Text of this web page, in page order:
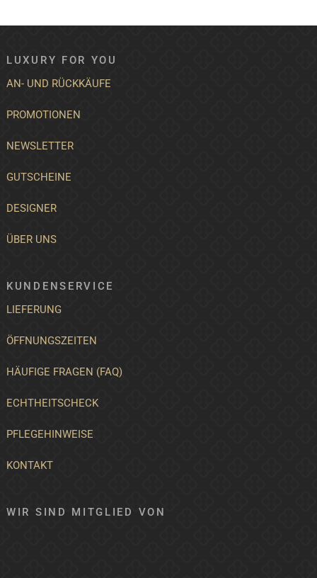
LUXURY FOR YOU
AN- UND RÜCKKÄUFE
PROMOTIONEN
NEWSLETTER
GUTSCHEINE
DESIGNER
ÜBER UNS
KUNDENSERVICE
LIEFERUNG
ÖFFNUNGSZEITEN
HÄUFIGE FRAGEN (FAQ)
ECHTHEITSCHECK
PFLEGEHINWEISE
KONTAKT
WIR SIND MITGLIED VON